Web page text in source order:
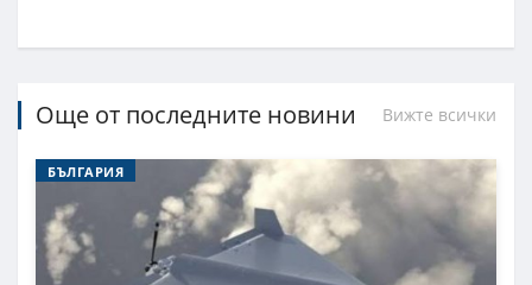
Още от последните новини Вижте всички
БЪЛГАРИЯ